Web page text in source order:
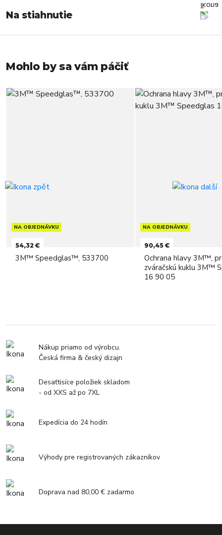
Na stiahnutie
Mohlo by sa vám páčiť
NA OBJEDNÁVKU
54,32 €
3M™ Speedglas™, 533700
NA OBJEDNÁVKU
90,45 €
Ochrana hlavy 3M™,
zváračskú kuklu 3M™
16 90 05
Nákup priamo od výrobcu.
Česká firma & český dizajn
Desaťtisíce položiek skladom
- od XXS až po 7XL
Expedícia do 24 hodín
Výhody pre registrovaných zákazníkov
Doprava nad 80,00 € zadarmo